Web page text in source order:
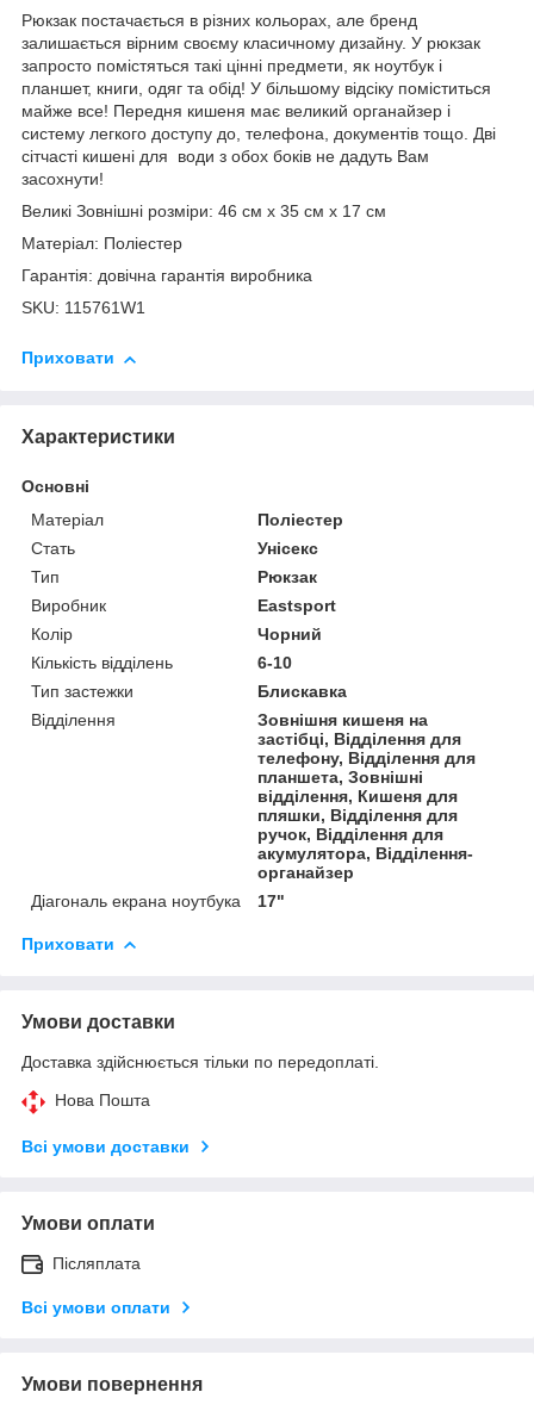
Рюкзак постачається в різних кольорах, але бренд
залишається вірним своєму класичному дизайну. У рюкзак
запросто помістяться такі цінні предмети, як ноутбук і
планшет, книги, одяг та обід! У більшому відсіку поміститься
майже все! Передня кишеня має великий органайзер і
систему легкого доступу до, телефона, документів тощо. Дві
сітчасті кишені для води з обох боків не дадуть Вам
засохнути!
Великі Зовнішні розміри: 46 см х 35 см х 17 см
Матеріал: Поліестер
Гарантія: довічна гарантія виробника
SKU: 115761W1
Приховати
Характеристики
Основні
Матеріал
Поліестер
Стать
Унісекс
Тип
Рюкзак
Виробник
Eastsport
Колір
Чорний
Кількість відділень
6-10
Тип застежки
Блискавка
Відділення
Зовнішня кишеня на
застібці, Відділення для
телефону, Відділення для
планшета, Зовнішні
відділення, Кишеня для
пляшки, Відділення для
ручок, Відділення для
акумулятора, Відділення-
органайзер
Діагональ екрана ноутбука
17"
Приховати
Умови доставки
Доставка здійснюється тільки по передоплаті.
Нова Пошта
Всі умови доставки
Умови оплати
Післяплата
Всі умови оплати
Умови повернення